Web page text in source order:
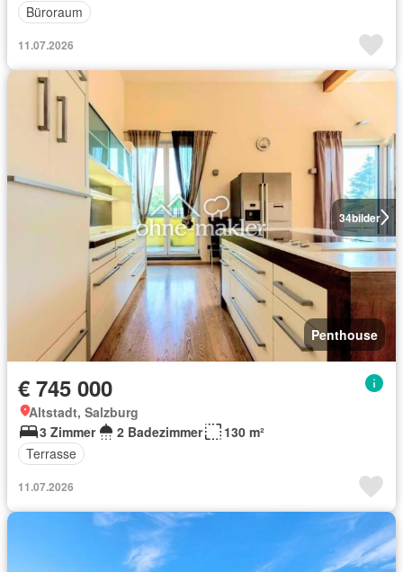
Büroraum
11.07.2026
34bilder
Penthouse
€ 745 000
Altstadt, Salzburg
3 Zimmer
2 Badezimmer
130 m²
Terrasse
11.07.2026